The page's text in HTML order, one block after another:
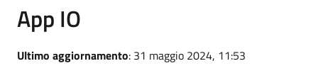
App IO
Ultimo aggiornamento: 31 maggio 2024, 11:53